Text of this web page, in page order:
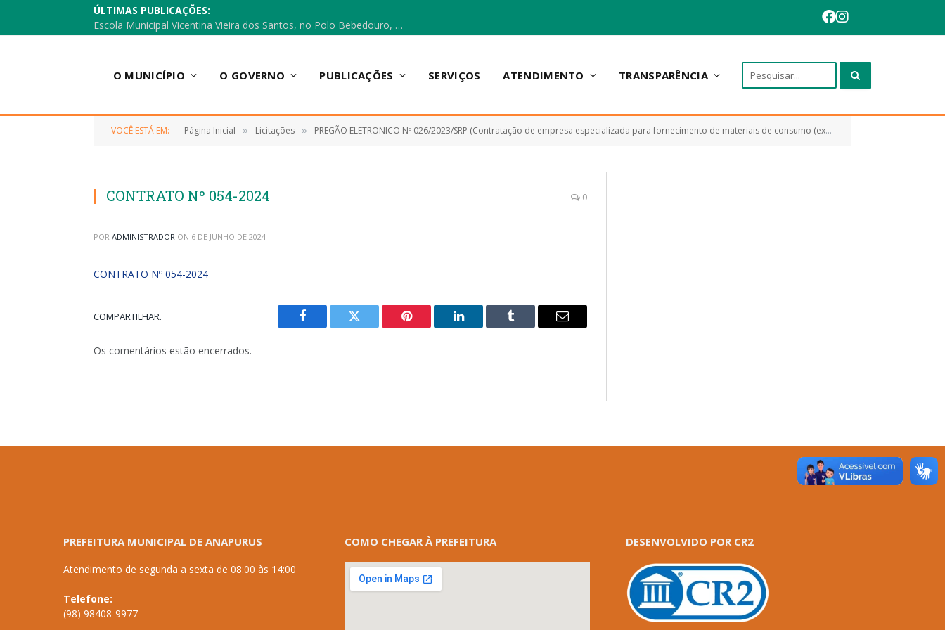
ÚLTIMAS PUBLICAÇÕES:
Escola Municipal Vicentina Vieira dos Santos, no Polo Bebedouro, recebeu materiais para a implantação do Cantinho da Leitura e da Sala Multidisciplinar.
O MUNICÍPIO O GOVERNO PUBLICAÇÕES SERVIÇOS ATENDIMENTO TRANSPARÊNCIA
VOCÊ ESTÁ EM: Página Inicial » Licitações » PREGÃO ELETRONICO Nº 026/2023/SRP (Contratação de empresa especializada para fornecimento de materiais de consumo (expediente))
CONTRATO Nº 054-2024 0
POR ADMINISTRADOR ON 6 DE JUNHO DE 2024
CONTRATO Nº 054-2024
COMPARTILHAR.
Facebook Twitter Pinterest LinkedIn Tumblr
E-
Os comentários estão encerrados.
PREFEITURA MUNICIPAL DE ANAPURUS
Atendimento de segunda a sexta de 08:00 às 14:00
Telefone:
(98) 98408-9977
COMO CHEGAR À PREFEITURA DESENVOLVIDO POR CR2